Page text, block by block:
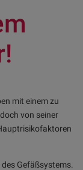
mit einem zu
von seiner
Gefäßsystems.